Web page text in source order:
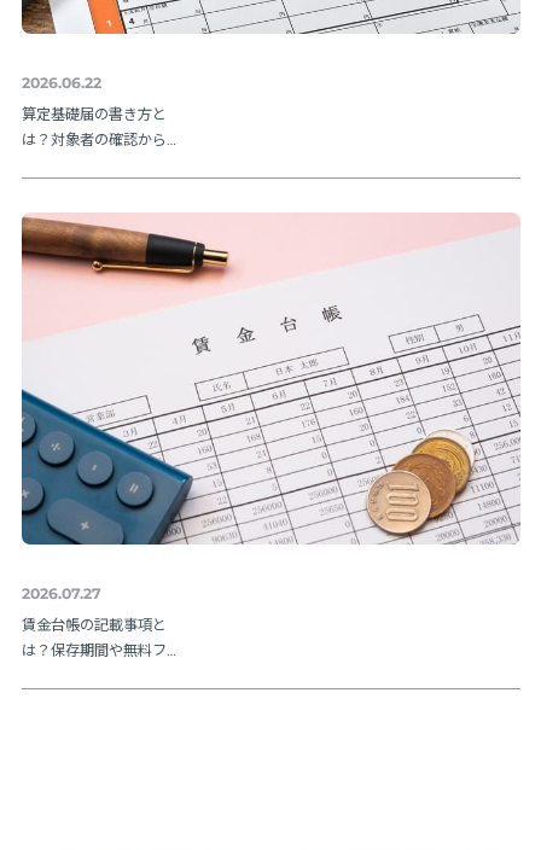
2026.06.22
算定基礎届の書き方と
は？対象者の確認から
版】
2026.07.27
賃金台帳の記載事項と
は？保存期間や無料フ